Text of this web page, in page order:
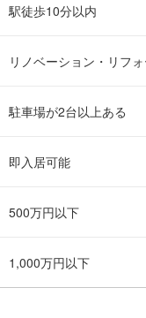
駅徒歩10分以内
リノベーション・リフ
駐車場が2台以上ある
即入居可能
500万円以下
1,000万円以下